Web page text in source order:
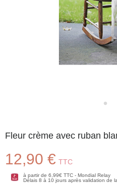
Fleur crème avec ruban
12,90 € TTC
à partir de 6,99€ TTC - Mondial Relay
Délais 8 à 10 jours après validation de